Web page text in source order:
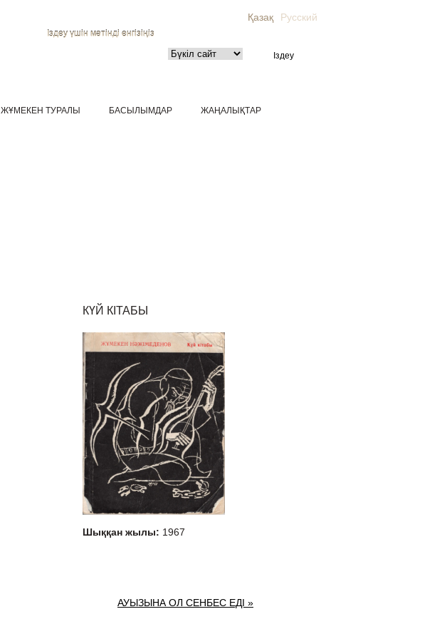
Қазақ Русский
Іздеу үшін мәтінді енгізіңіз
ЖҰМЕКЕН ТУРАЛЫ БАСЫЛЫМДАР ЖАҢАЛЫҚТАР
КҮЙ КІТАБЫ
Шыққан жылы: 1967
АУЫЗЫНА ОЛ СЕНБЕС ЕДІ »